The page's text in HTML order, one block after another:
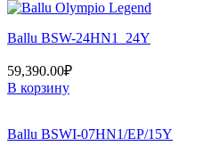
Ballu BSW-24HN1_24Y
59,390.00₽
В корзину
Ballu BSWI-07HN1/EP/15Y